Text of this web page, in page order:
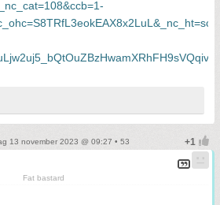
13 november 2023 @ 09:27 • 53
Fat bastard